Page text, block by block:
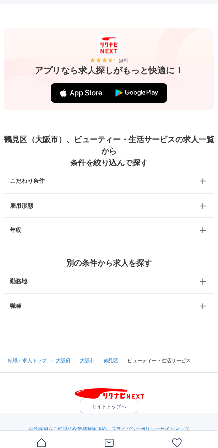
無料
アプリなら求人探しがもっと快適に！
鶴見区（大阪市）、ビューティー・生活サービスの求人一覧
から
条件を絞り込んで探す
こだわり条件
雇用形態
年収
別の条件から求人を探す
勤務地
職種
転職・求人トップ / 大阪府 / 大阪市 / 鶴見区 / ビューティー・生活サービス
サイトトップへ
中途採用をご検討の企業様利用規約・プライバシーポリシーサイトマップ
（C）Indeed Inc.